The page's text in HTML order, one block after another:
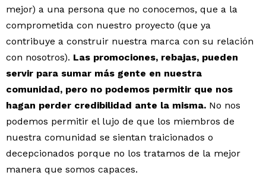
mejor) a una persona que no conocemos, que a la
comprometida con nuestro proyecto (que ya
contribuye a construir nuestra marca con su relación
con nosotros). Las promociones, rebajas, pueden
servir para sumar más gente en nuestra
comunidad, pero no podemos permitir que nos
hagan perder credibilidad ante la misma. No nos
podemos permitir el lujo de que los miembros de
nuestra comunidad se sientan traicionados o
decepcionados porque no los tratamos de la mejor
manera que somos capaces.